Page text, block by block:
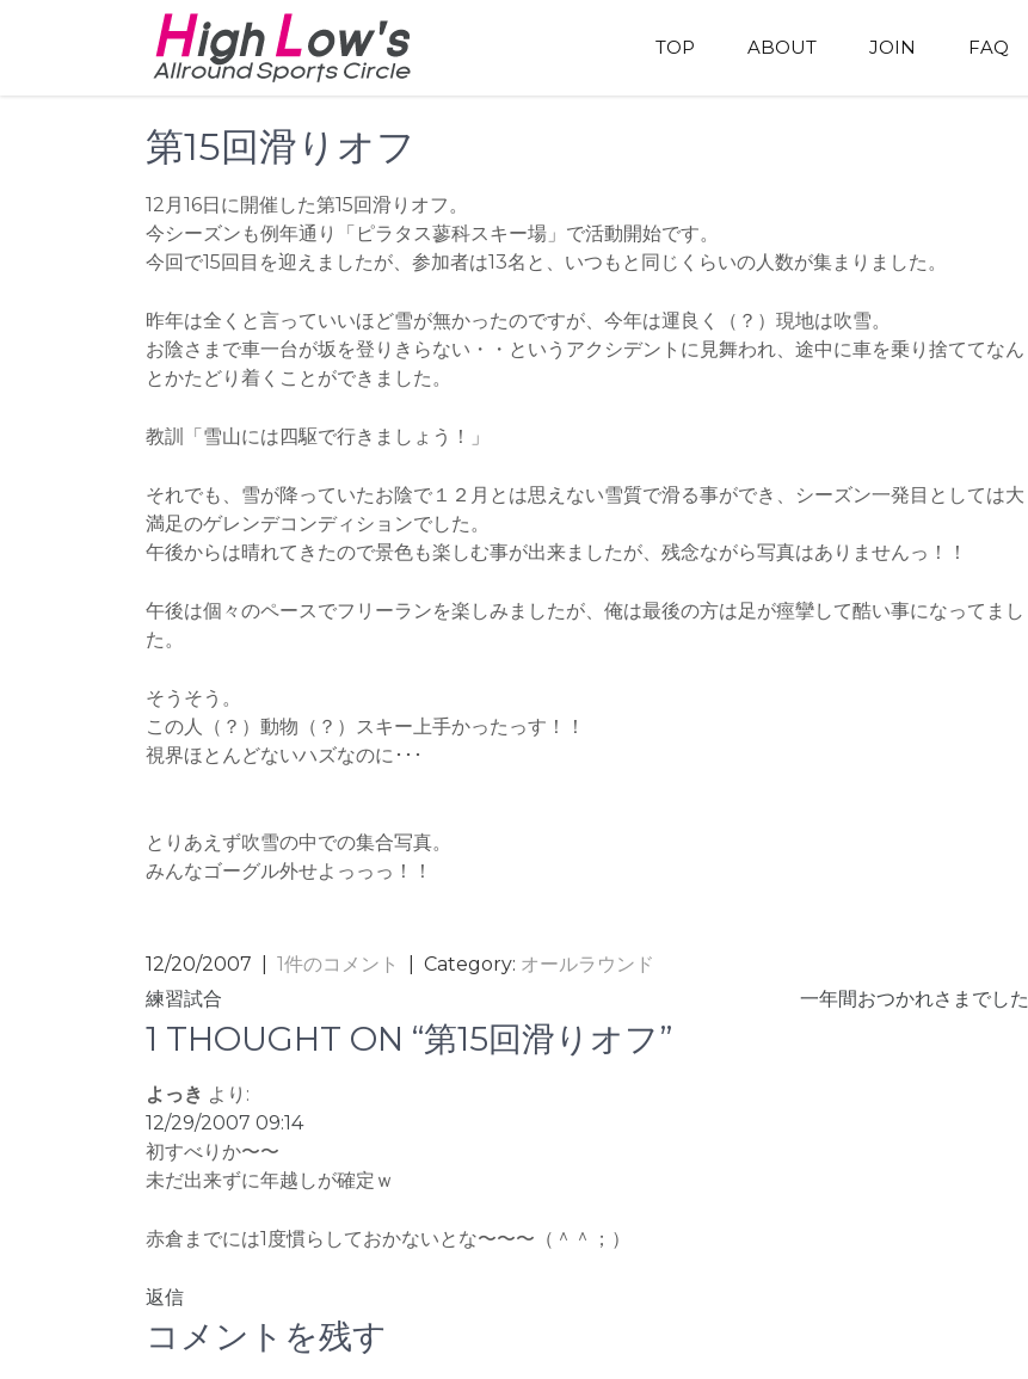
TOP ABOUT JOIN FAQ
第15回滑りオフ
12月16日に開催した第15回滑りオフ。
今シーズンも例年通り「ピラタス蓼科スキー場」で活動開始です。
今回で15回目を迎えましたが、参加者は13名と、いつもと同じくらいの人数が集まりました。
昨年は全くと言っていいほど雪が無かったのですが、今年は運良く（？）現地は吹雪。
お陰さまで車一台が坂を登りきらない・・というアクシデントに見舞われ、途中に車を乗り捨ててなん
とかたどり着くことができました。
教訓「雪山には四駆で行きましょう！」
それでも、雪が降っていたお陰で１２月とは思えない雪質で滑る事ができ、シーズン一発目としては大
満足のゲレンデコンディションでした。
午後からは晴れてきたので景色も楽しむ事が出来ましたが、残念ながら写真はありませんっ！！
午後は個々のペースでフリーランを楽しみましたが、俺は最後の方は足が痙攣して酷い事になってまし
た。
そうそう。
この人（？）動物（？）スキー上手かったっす！！
視界ほとんどないハズなのに･･･
とりあえず吹雪の中での集合写真。
みんなゴーグル外せよっっっ！！
12/20/2007 1件のコメント | Category: オールラウンド
投
稿
ビ
ゲ
ー
ョ
ン
練習試合 一年間おつかれさまでした
1 THOUGHT ON “第15回滑りオフ”
よっき より:
12/29/2007 09:14
初すべりか〜〜
未だ出来ずに年越しが確定ｗ
赤倉までには1度慣らしておかないとな〜〜〜（＾＾；）
返信
コメントを残す